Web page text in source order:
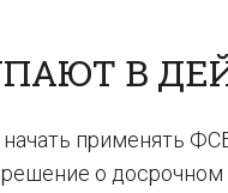
В
начать применять
о досрочном